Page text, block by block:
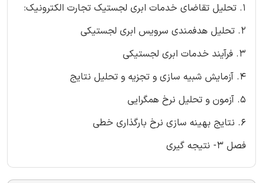
1. تحلیل تقاضای خدمات ابری لجستیک تجارت الکترونیک:
2. تحلیل هدفمندی سرویس ابری لجستیکی
3. فرآیند خدمات ابری لجستیکی
4. آزمایش شبیه سازی و تجزیه و تحلیل نتایج
5. آزمون و تحلیل نرخ همگرایی
6. نتایج بهینه سازی نرخ بارگذاری خطی
فصل 3- نتیجه گیری